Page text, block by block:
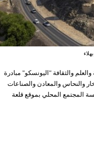
والثقافة "اليونسكو" مبادرة
والنحاس والمعادن والصناعات
المجتمع المحلي بموقع قلعة